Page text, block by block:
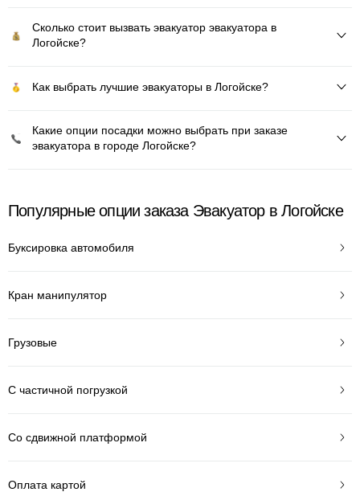
Сколько стоит вызвать эвакуатор эвакуатора в
Логойске?
Как выбрать лучшие эвакуаторы в Логойске?
Какие опции посадки можно выбрать при заказе
эвакуатора в городе Логойске?
Популярные опции заказа Эвакуатор в Логойске
Буксировка автомобиля
Кран манипулятор
Грузовые
С частичной погрузкой
Со сдвижной платформой
Оплата картой